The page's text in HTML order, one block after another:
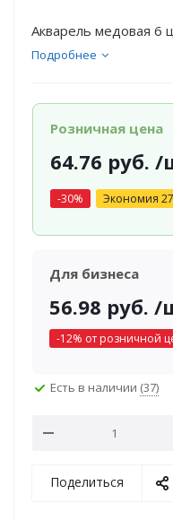
Акварель медовая 6
Подробнее
Розничная цена
64.76 руб. /
-30% Экономия
Для бизнеса
56.98 руб. /
-12% от розничной
Есть в наличии (37)
Поделиться